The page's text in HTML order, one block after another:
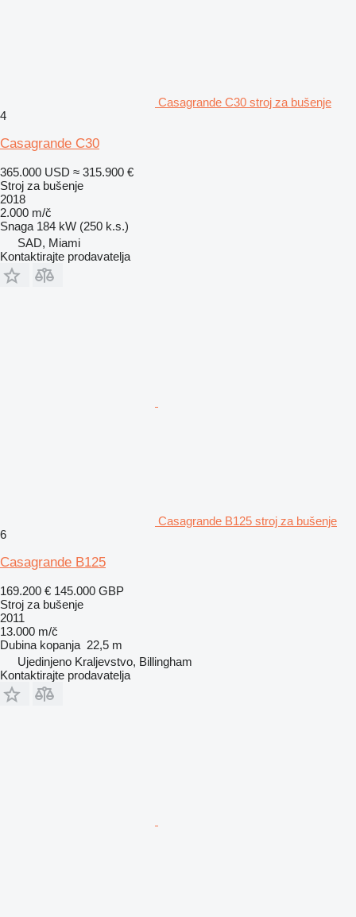
Casagrande C30 stroj za bušenje
4
Casagrande C30
365.000 USD ≈ 315.900 €
Stroj za bušenje
2018
2.000 m/č
Snaga 184 kW (250 k.s.)
SAD, Miami
Kontaktirajte prodavatelja
Casagrande B125 stroj za bušenje
6
Casagrande B125
169.200 € 145.000 GBP
Stroj za bušenje
2011
13.000 m/č
Dubina kopanja 22,5 m
Ujedinjeno Kraljevstvo, Billingham
Kontaktirajte prodavatelja